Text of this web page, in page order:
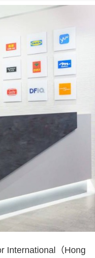
International（Hong